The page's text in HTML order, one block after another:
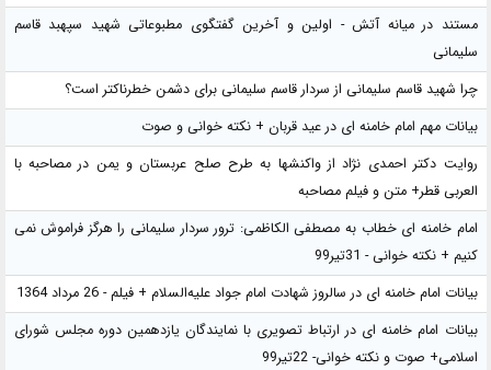
مستند در میانه آتش - اولین و آخرین گفتگوی مطبوعاتی شهید سپهبد قاسم
سلیمانی
چرا شهید قاسم سلیمانی از سردار قاسم سلیمانی برای دشمن خطرناکتر است؟
بیانات مهم امام خامنه ای در عید قربان + نکته خوانی و صوت
روایت دکتر احمدی نژاد از واکنشها به طرح صلح عربستان و یمن در مصاحبه با
العربی قطر+ متن و فیلم مصاحبه
امام خامنه ای خطاب به مصطفی الکاظمی: ترور سردار سلیمانی را هرگز فراموش نمی
کنیم + نکته خوانی - 31تیر99
بیانات امام خامنه ای در سالروز شهادت امام جواد علیه‌السلام + فیلم - 26 مرداد 1364
بیانات امام خامنه ای در ارتباط تصویری با نمایندگان یازدهمین دوره مجلس شورای
اسلامی+ صوت و نکته خوانی- 22تیر99